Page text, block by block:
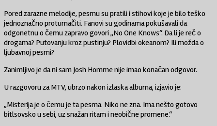
Pored zarazne melodije, pesmu su pratili i stihovi koje je bilo teško
jednoznačno protumačiti. Fanovi su godinama pokušavali da
odgonetnu o čemu zapravo govori „No One Knows“. Da li je reč o
drogama? Putovanju kroz pustinju? Plovidbi okeanom? Ili možda o
ljubavnoj pesmi?
Zanimljivo je da ni sam Josh Homme nije imao konačan odgovor.
U razgovoru za MTV, ubrzo nakon izlaska albuma, izjavio je:
„Misterija je o čemu je ta pesma. Niko ne zna. Ima nešto gotovo
bitlsovsko u sebi, uz snažan ritam i neobične promene.“